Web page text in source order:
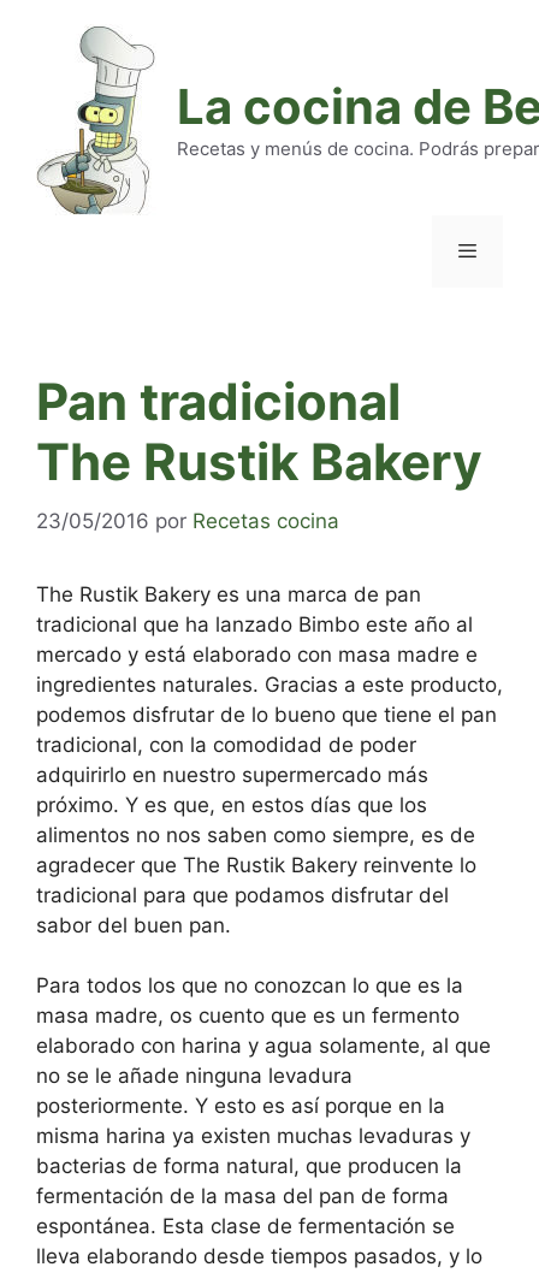
La cocina de
Recetas y menús de cocina. Podrás
Pan tradicional
The Rustik Bakery
23/05/2016 por Recetas cocina
The Rustik Bakery es una marca de pan
tradicional que ha lanzado Bimbo este año al
mercado y está elaborado con masa madre e
ingredientes naturales. Gracias a este producto,
podemos disfrutar de lo bueno que tiene el pan
tradicional, con la comodidad de poder
adquirirlo en nuestro supermercado más
próximo. Y es que, en estos días que los
alimentos no nos saben como siempre, es de
agradecer que The Rustik Bakery reinvente lo
tradicional para que podamos disfrutar del
sabor del buen pan.
Para todos los que no conozcan lo que es la
masa madre, os cuento que es un fermento
elaborado con harina y agua solamente, al que
no se le añade ninguna levadura
posteriormente. Y esto es así porque en la
misma harina ya existen muchas levaduras y
bacterias de forma natural, que producen la
fermentación de la masa del pan de forma
espontánea. Esta clase de fermentación se
lleva elaborando desde tiempos pasados, y lo